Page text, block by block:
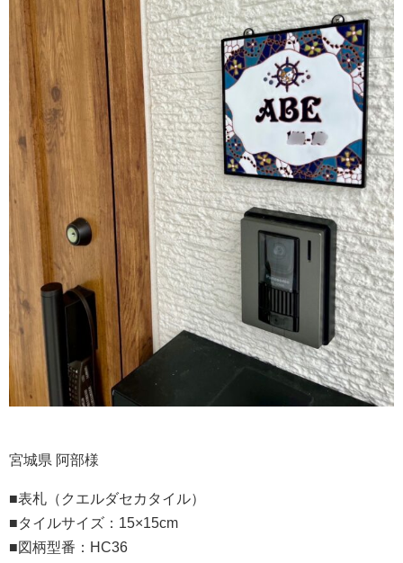
宮城県 阿部様
■表札（クエルダセカタイル）
■タイルサイズ：15×15cm
■図柄型番：HC36